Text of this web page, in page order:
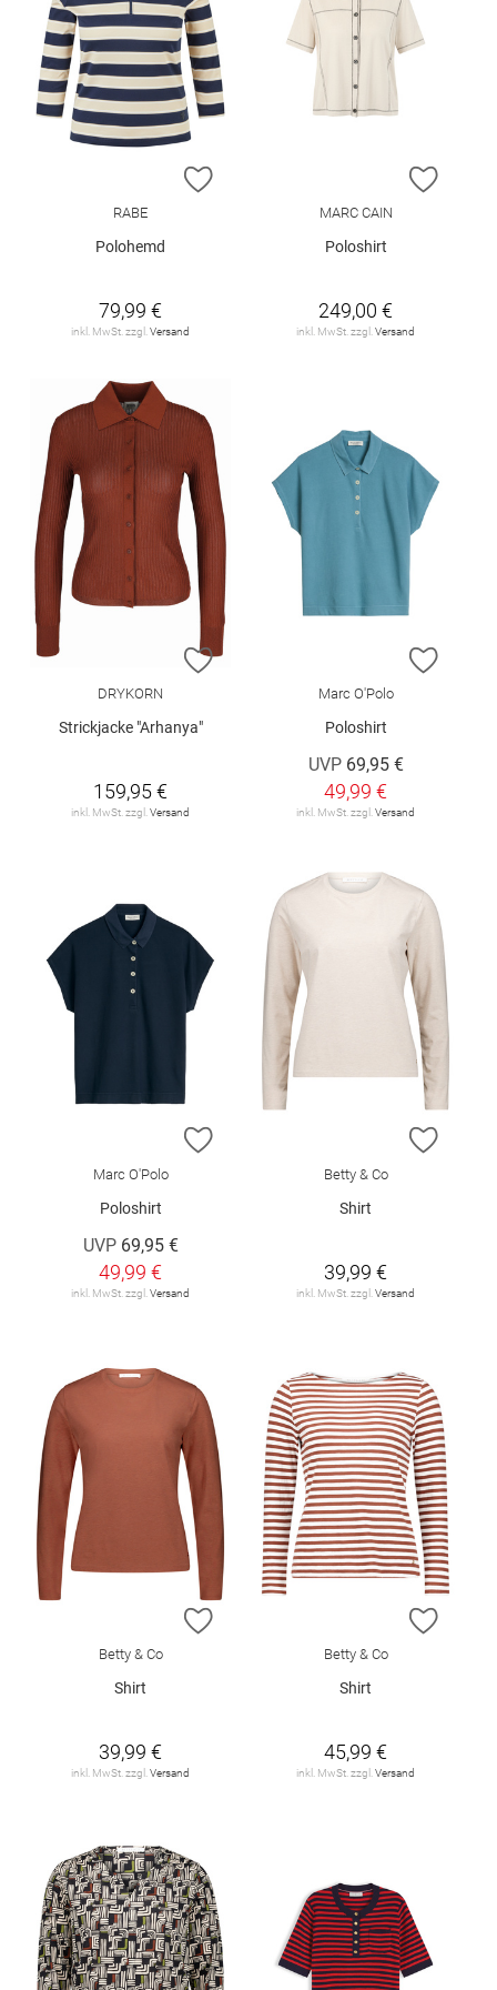
ZUR WUNSCHLISTE HINZUFÜGEN
RABE
Polohemd
79,99 €
inkl. MwSt. zzgl. Versand
ZUR
MARC CAIN
Poloshirt
249,00 €
inkl. MwSt. zzgl. Versand
ZUR WUNSCHLISTE HINZUFÜGEN
DRYKORN
Strickjacke "Arhanya"
159,95 €
inkl. MwSt. zzgl. Versand
ZUR
Marc O'Polo
Poloshirt
UVP 69,95 €
49,99 €
inkl. MwSt. zzgl. Versand
ZUR WUNSCHLISTE HINZUFÜGEN
Marc O'Polo
Poloshirt
UVP 69,95 €
49,99 €
inkl. MwSt. zzgl. Versand
ZUR
Betty & Co
Shirt
39,99 €
inkl. MwSt. zzgl. Versand
ZUR WUNSCHLISTE HINZUFÜGEN
Betty & Co
Shirt
39,99 €
inkl. MwSt. zzgl.Versand
ZUR
Betty & Co
Shirt
45,99 €
inkl. MwSt. zzgl.Versand